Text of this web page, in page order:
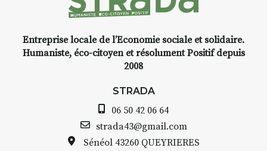
Entreprise locale de l’Economie sociale et solidaire.
Humaniste, éco-citoyen et résolument Positif depuis
2008
STRADA
06 50 42 06 64
strada43@gmail.com
Sénéol 43260 QUEYRIERES